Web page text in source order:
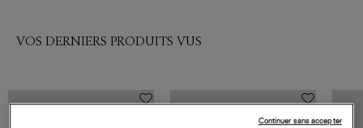
VOS DERNIERS PRODUITS VUS
Continuer sans accepter